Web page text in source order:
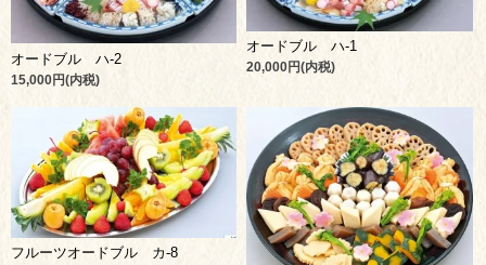
オードブル ハ-2
15,000円(内税)
オードブル ハ-1
20,000円(内税)
フルーツオードブル カ-8